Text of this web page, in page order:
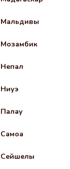
Мальдивы
Мозамбик
Непал
Ниуэ
Палау
Самоа
Сейшелы